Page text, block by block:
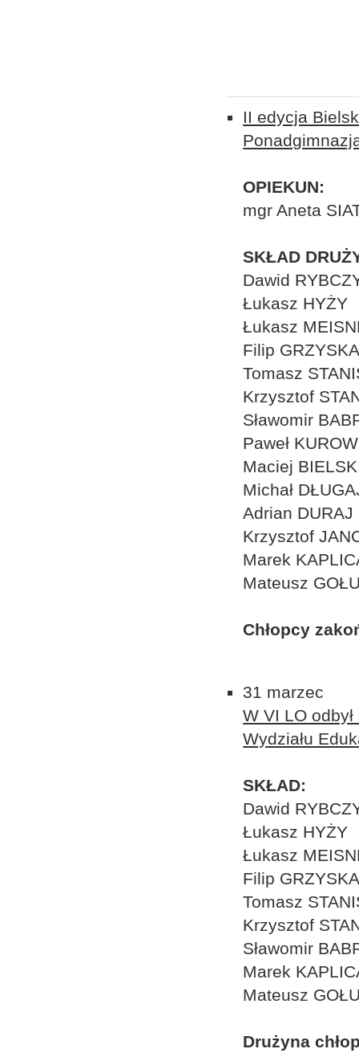
II edycja
OPIEKUN:
mgr Aneta
SKŁAD
Dawid
Łukasz HYŻY
Łukasz
Filip
Tomasz
Krzysztof
Sławomir
Paweł
Maciej
Michał
Adrian DURAJ
Krzysztof
Marek
Mateusz
Chłopcy
31 marzec
W VI LO
Wydziału
SKŁAD:
Dawid
Łukasz HYŻY
Łukasz
Filip
Tomasz
Krzysztof
Sławomir
Marek
Mateusz
Drużyna